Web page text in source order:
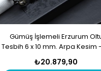
Gümüş İşlemeli Erzurum
Tesbih 6 x 10 mm. Arpa Kesim
1916
₺20.879,90